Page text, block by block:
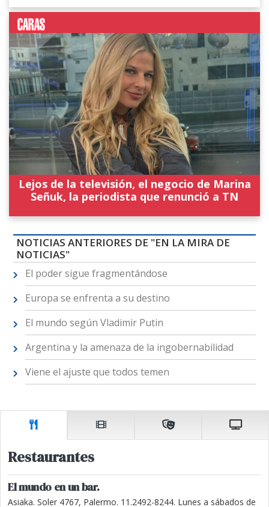
Lejos de la televisión, el negocio de Marina
Señuk, la periodista que renunció a TN
NOTICIAS ANTERIORES DE "EN LA MIRA DE
NOTICIAS"
El poder sigue fragmentándose
Europa se enfrenta a su destino
El mundo según Vladimir Putin
Argentina y la amenaza de la ingobernabilidad
Viene el ajuste que todos temen
Restaurantes
El mundo en un bar.
Asiaka. Soler 4767, Palermo. 11.2492-8244. Lunes a sábados de